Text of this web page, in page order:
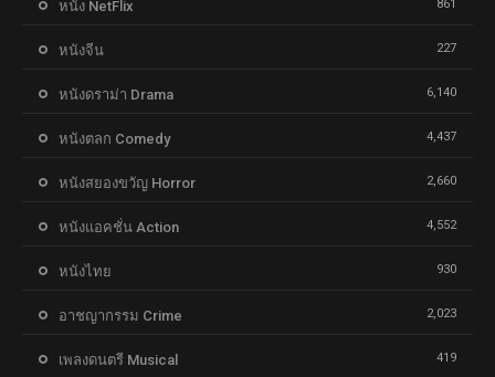
หนัง NetFlix 861
หนังจีน 227
หนังดราม่า Drama 6,140
หนังตลก Comedy 4,437
หนังสยองขวัญ Horror 2,660
หนังแอคชั่น Action 4,552
หนังไทย 930
อาชญากรรม Crime 2,023
เพลงดนตรี Musical 419